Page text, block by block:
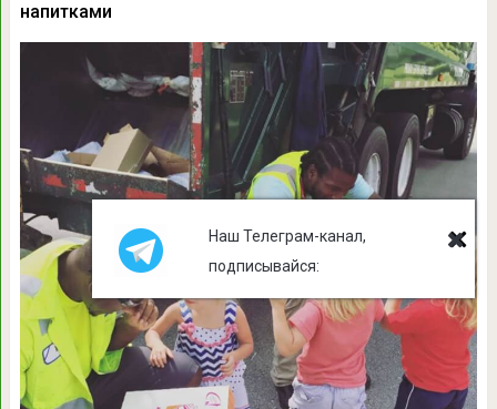
напитками
Наш Телеграм-канал,
подписывайся: